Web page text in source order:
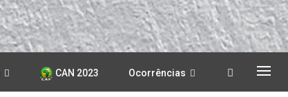
CAN 2023 Ocorrências